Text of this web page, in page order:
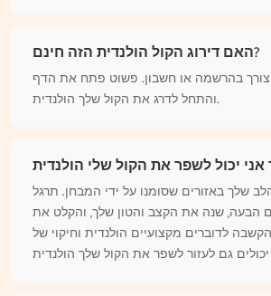
האם דירוג הקול הולנדית הזה חינם?
צורך בהרשמה או חשבון. פשוט פתח את הדף
והתחל לדרג את הקול שלך הולנדית.
שלך באזורים שסומנו על ידי המבחן. תרגל
הבעה, שנה את הקצב והטון שלך, והקלט את
לדוברים מקצועיים הולנדית וחיקוי של